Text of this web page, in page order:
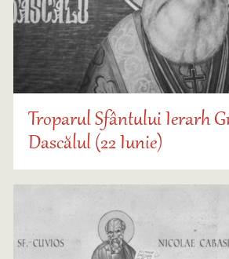
Troparul Sfântului Ierarh
Dascălul (22 Iunie)